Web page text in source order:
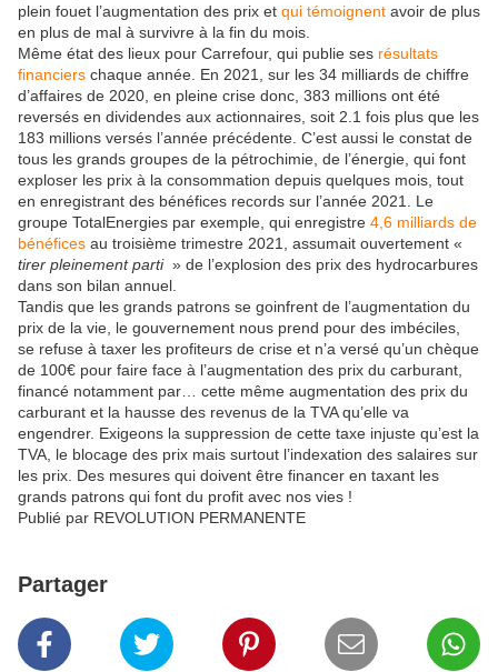
plein fouet l’augmentation des prix et qui témoignent avoir de plus
en plus de mal à survivre à la fin du mois.
Même état des lieux pour Carrefour, qui publie ses résultats
financiers chaque année. En 2021, sur les 34 milliards de chiffre
d’affaires de 2020, en pleine crise donc, 383 millions ont été
reversés en dividendes aux actionnaires, soit 2.1 fois plus que les
183 millions versés l’année précédente. C’est aussi le constat de
tous les grands groupes de la pétrochimie, de l’énergie, qui font
exploser les prix à la consommation depuis quelques mois, tout
en enregistrant des bénéfices records sur l’année 2021. Le
groupe TotalEnergies par exemple, qui enregistre 4,6 milliards de
bénéfices au troisième trimestre 2021, assumait ouvertement «
tirer pleinement parti » de l’explosion des prix des hydrocarbures
dans son bilan annuel.
Tandis que les grands patrons se goinfrent de l’augmentation du
prix de la vie, le gouvernement nous prend pour des imbéciles,
se refuse à taxer les profiteurs de crise et n’a versé qu’un chèque
de 100€ pour faire face à l’augmentation des prix du carburant,
financé notamment par… cette même augmentation des prix du
carburant et la hausse des revenus de la TVA qu’elle va
engendrer. Exigeons la suppression de cette taxe injuste qu’est la
TVA, le blocage des prix mais surtout l’indexation des salaires sur
les prix. Des mesures qui doivent être financer en taxant les
grands patrons qui font du profit avec nos vies !
Publié par REVOLUTION PERMANENTE
Partager